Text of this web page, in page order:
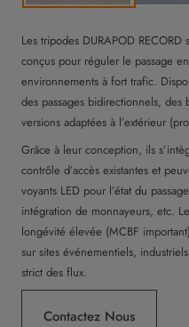
Les tripodes DURAPOD
conçus pour réguler le passage
environnements à fort trafic.
des passages bidirectionnels,
versions adaptées à l’extérieur
Grâce à leur conception, ils
contrôle d’accès existantes et
voyants LED pour l’état du
intégration de monnayeurs, etc.
longévité élevée (MCBF
sur sites événementiels,
strict des flux.
Contactez Nous